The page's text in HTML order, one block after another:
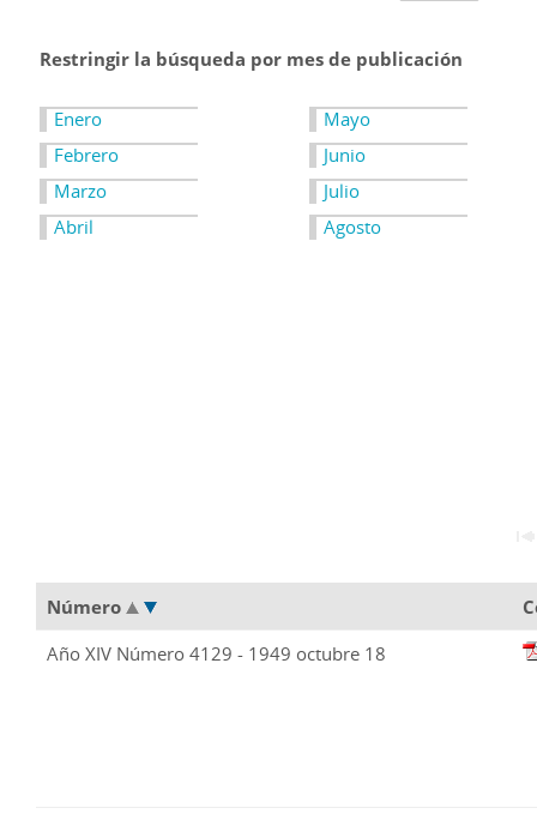
Restringir la búsqueda por mes de publicación
Enero
Febrero
Marzo
Abril
Mayo
Junio
Julio
Agosto
Número
Año XIV Número 4129 - 1949 octubre 18